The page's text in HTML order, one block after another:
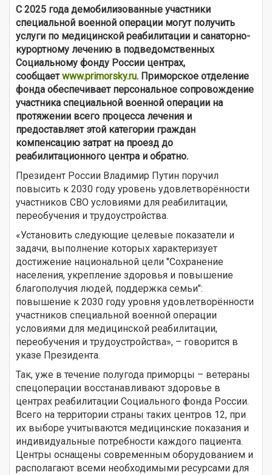
С 2025 года демобилизованные участники
специальной военной операции могут получить
услуги по медицинской реабилитации и санаторно-
курортному лечению в подведомственных
Социальному фонду России центрах,
сообщаетwww.primorsky.ru. Приморское отделение
фонда обеспечивает персональное сопровождение
участника специальной военной операции на
протяжении всего процесса лечения и
предоставляет этой категории граждан
компенсацию затрат на проезд до
реабилитационного центра и обратно.
Президент России Владимир Путин поручил
повысить к 2030 году уровень удовлетворённости
участников СВО условиями для реабилитации,
переобучения и трудоустройства.
«Установить следующие целевые показатели и
задачи, выполнение которых характеризует
достижение национальной цели "Сохранение
населения, укрепление здоровья и повышение
благополучия людей, поддержка семьи":
повышение к 2030 году уровня удовлетворённости
участников специальной военной операции
условиями для медицинской реабилитации,
переобучения и трудоустройства», – говорится в
указе Президента.
Так, уже в течение полугода приморцы – ветераны
спецоперации восстанавливают здоровье в
центрах реабилитации Социального фонда России.
Всего на территории страны таких центров 12, при
их выборе учитываются медицинские показания и
индивидуальные потребности каждого пациента.
Центры оснащены современным оборудованием и
располагают всеми необходимыми ресурсами для